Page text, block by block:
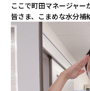
ここで町田マネージャー
皆さま、こまめな水分補